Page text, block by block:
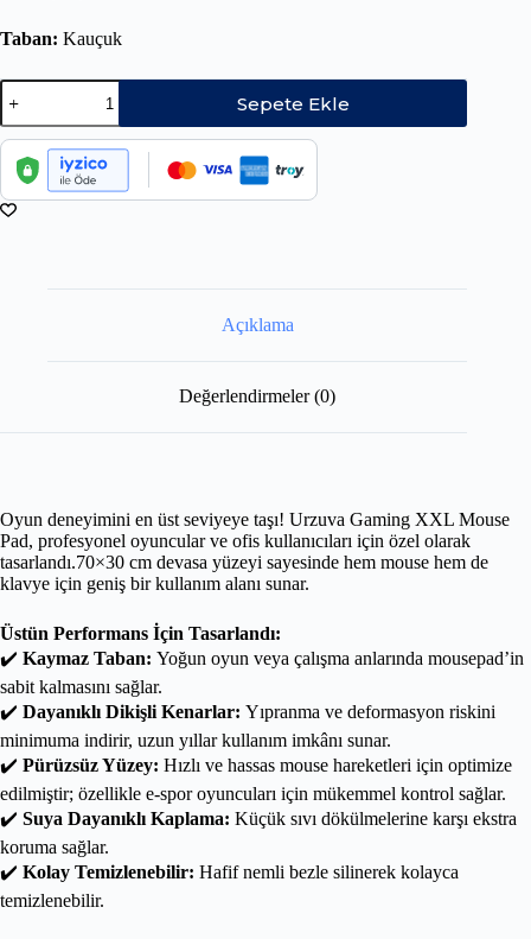
Taban: Kauçuk
Sepete Ekle
Açıklama
Değerlendirmeler (0)
Oyun deneyimini en üst seviyeye taşı! Urzuva Gaming XXL Mouse
Pad, profesyonel oyuncular ve ofis kullanıcıları için özel olarak
tasarlandı.70×30 cm devasa yüzeyi sayesinde hem mouse hem de
klavye için geniş bir kullanım alanı sunar.
Üstün Performans İçin Tasarlandı:
✔️ Kaymaz Taban: Yoğun oyun veya çalışma anlarında mousepad’in
sabit kalmasını sağlar.
✔️ Dayanıklı Dikişli Kenarlar: Yıpranma ve deformasyon riskini
minimuma indirir, uzun yıllar kullanım imkânı sunar.
✔️ Pürüzsüz Yüzey: Hızlı ve hassas mouse hareketleri için optimize
edilmiştir; özellikle e-spor oyuncuları için mükemmel kontrol sağlar.
✔️ Suya Dayanıklı Kaplama: Küçük sıvı dökülmelerine karşı ekstra
koruma sağlar.
✔️ Kolay Temizlenebilir: Hafif nemli bezle silinerek kolayca
temizlenebilir.